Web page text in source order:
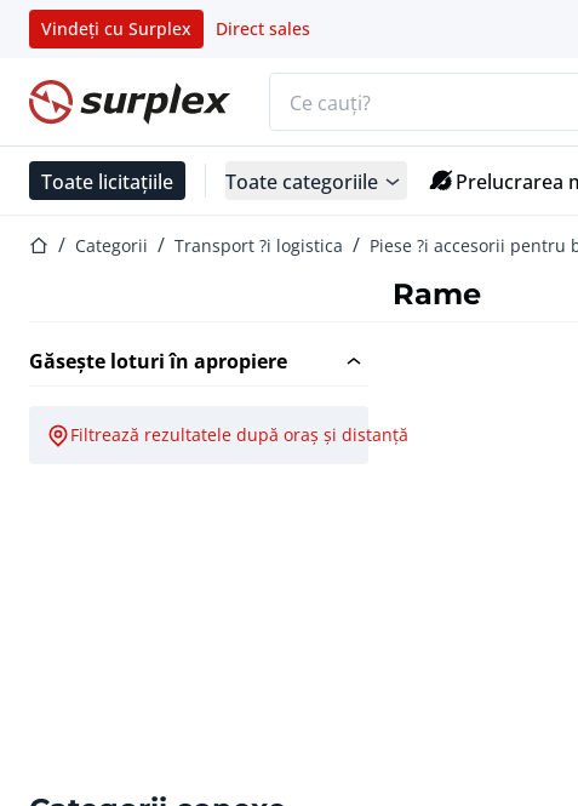
Vindeți cu Surplex Direct sales
Pagina de start
Toate licitațiile Toate categoriile Prelucrarea
Pagina de start
Categorii Transport ?i logistica Piese ?i accesorii pentru
Rame
Găsește loturi în apropiere
Filtrează rezultatele după oraș și distanță